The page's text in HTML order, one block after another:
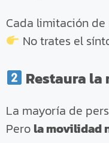
Cada limitación
No trates el
Restaura
La mayoría de
Pero la movilidad